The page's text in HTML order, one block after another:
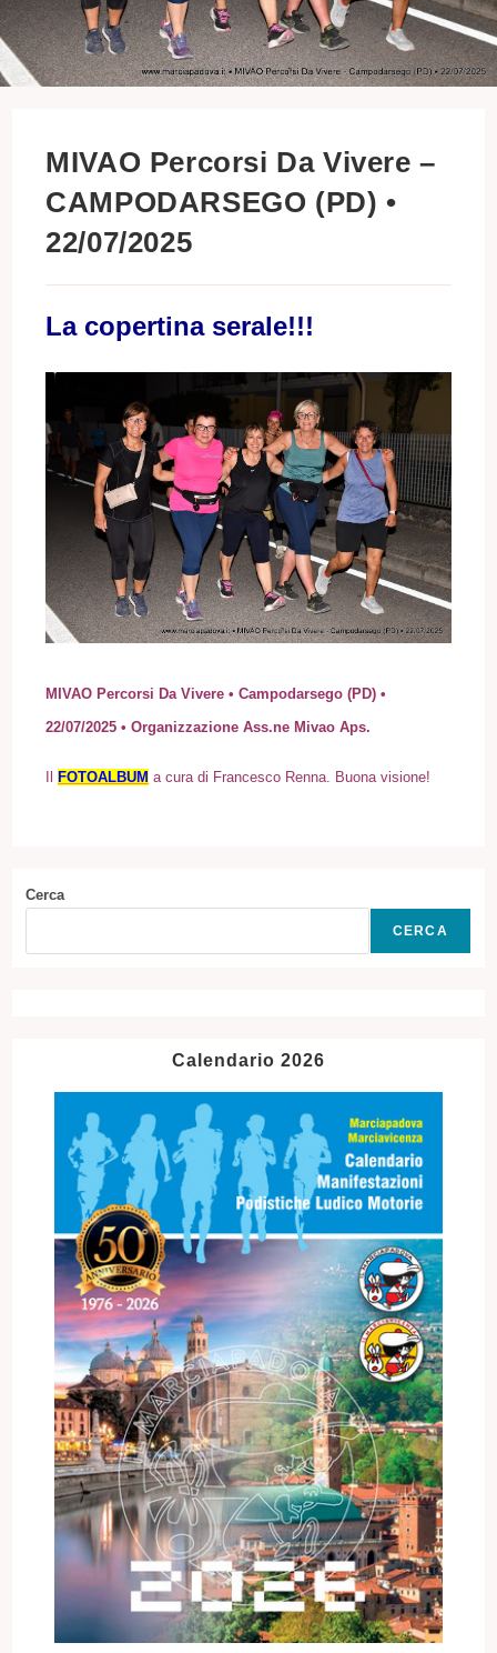
MIVAO Percorsi Da Vivere –
CAMPODARSEGO (PD) •
22/07/2025
La copertina serale!!!
MIVAO Percorsi Da Vivere • Campodarsego (PD) •
22/07/2025 • Organizzazione Ass.ne Mivao Aps.
FOTOALBUM a cura di Francesco Renna. Buona visione!
Cerca
CERCA
Calendario 2026